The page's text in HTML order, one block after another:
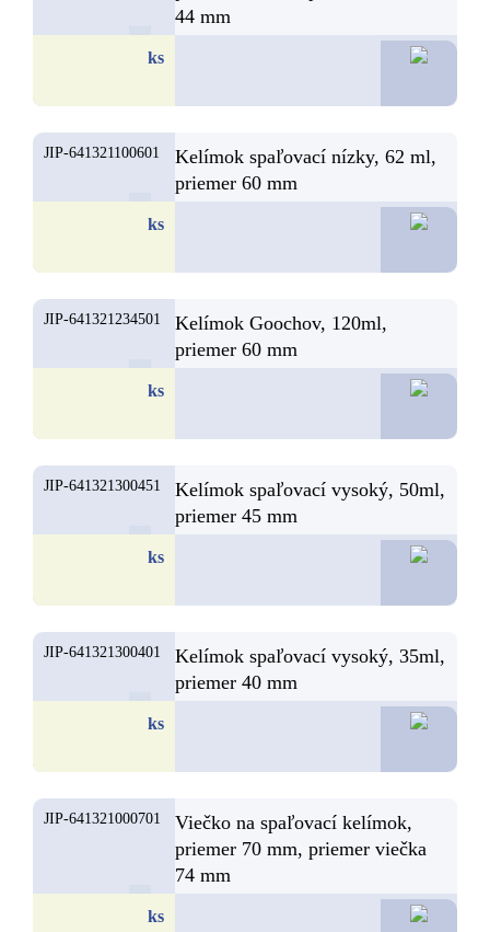
44 mm
ks
JIP-641321100601
Kelímok spaľovací nízky, 62 ml,
priemer 60 mm
ks
JIP-641321234501
Kelímok Goochov, 120ml,
priemer 60 mm
ks
JIP-641321300451
Kelímok spaľovací vysoký, 50ml,
priemer 45 mm
ks
JIP-641321300401
Kelímok spaľovací vysoký, 35ml,
priemer 40 mm
ks
JIP-641321000701
Viečko na spaľovací kelímok,
priemer 70 mm, priemer viečka
74 mm
ks